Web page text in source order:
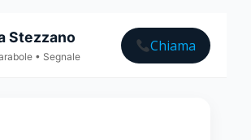
Stezzano
• Segnale
Chiama